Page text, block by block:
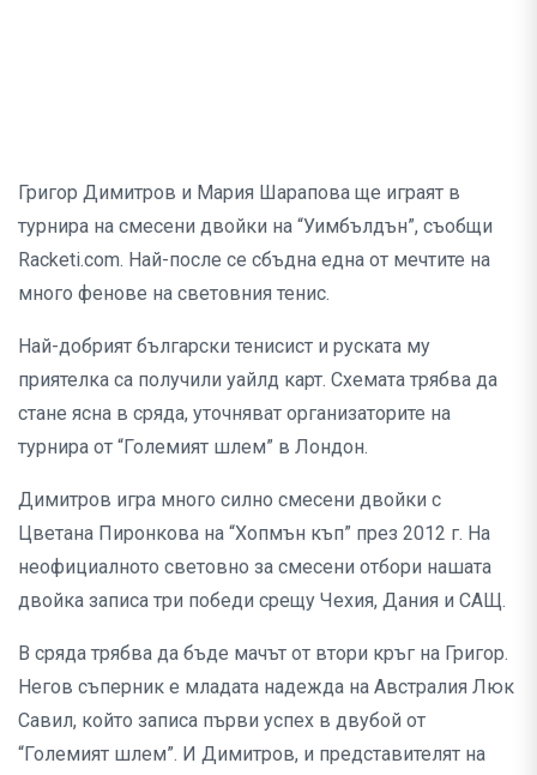
Григор Димитров и Мария Шарапова ще играят в
турнира на смесени двойки на “Уимбълдън”, съобщи
Racketi.com. Най-после се сбъдна една от мечтите на
много фенове на световния тенис.
Най-добрият български тенисист и руската му
приятелка са получили уайлд карт. Схемата трябва да
стане ясна в сряда, уточняват организаторите на
турнира от “Големият шлем” в Лондон.
Димитров игра много силно смесени двойки с
Цветана Пиронкова на “Хопмън къп” през 2012 г. На
неофициалното световно за смесени отбори нашата
двойка записа три победи срещу Чехия, Дания и САЩ.
В сряда трябва да бъде мачът от втори кръг на Григор.
Негов съперник е младата надежда на Австралия Люк
Савил, който записа първи успех в двубой от
“Големият шлем”. И Димитров, и представителят на